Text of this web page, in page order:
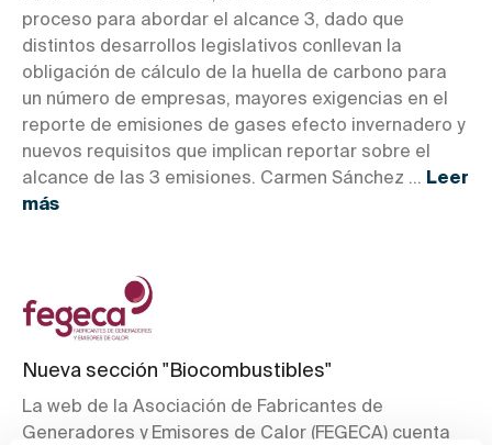
proceso para abordar el alcance 3, dado que
distintos desarrollos legislativos conllevan la
obligación de cálculo de la huella de carbono para
un número de empresas, mayores exigencias en el
reporte de emisiones de gases efecto invernadero y
nuevos requisitos que implican reportar sobre el
alcance de las 3 emisiones. Carmen Sánchez ... Leer
más
Nueva sección "Biocombustibles"
La web de la Asociación de Fabricantes de
Generadores y Emisores de Calor (FEGECA) cuenta